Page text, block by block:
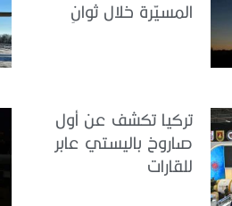
المسيّرة خلال ثوانٍ
تركيا تكشف عن أول
صاروخ باليستي عابر
للقارات